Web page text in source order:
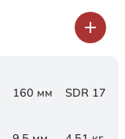
160 мм SDR 17